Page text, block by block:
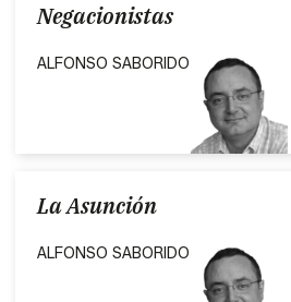
Negacionistas
ALFONSO SABORIDO
La Asunción
ALFONSO SABORIDO